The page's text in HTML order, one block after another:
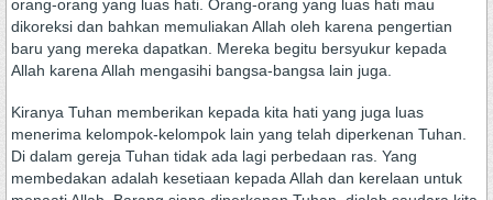
orang-orang yang luas hati. Orang-orang yang luas hati mau
dikoreksi dan bahkan memuliakan Allah oleh karena pengertian
baru yang mereka dapatkan. Mereka begitu bersyukur kepada
Allah karena Allah mengasihi bangsa-bangsa lain juga.
Kiranya Tuhan memberikan kepada kita hati yang juga luas
menerima kelompok-kelompok lain yang telah diperkenan Tuhan.
Di dalam gereja Tuhan tidak ada lagi perbedaan ras. Yang
membedakan adalah kesetiaan kepada Allah dan kerelaan untuk